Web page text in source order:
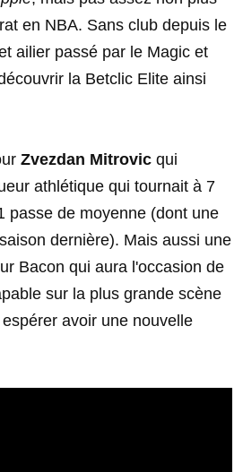
en NBA. Sans club depuis le
ailier passé par le Magic et
la Betclic Elite ainsi
Zvezdan Mitrovic qui
athlétique qui tournait à 7
passe de moyenne (dont une
dernière). Mais aussi une
Bacon qui aura l'occasion de
sur la plus grande scène
avoir une nouvelle